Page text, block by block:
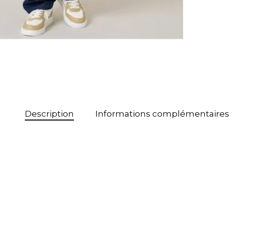
Description Informations complémentaires